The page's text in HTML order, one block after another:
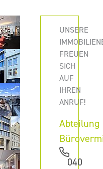
UNSERE
FREUEN
SICH
AUF
IHREN
ANRUF!
Abteilung
040